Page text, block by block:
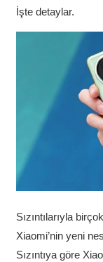
İşte detaylar.
Sızıntılarıyla
Xiaomi’nin yeni
Sızıntıya göre